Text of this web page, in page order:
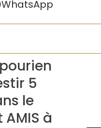
WhatsApp
5
le
à